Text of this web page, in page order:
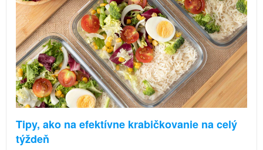
Tipy, ako na efektívne krabičkovanie na celý
týždeň